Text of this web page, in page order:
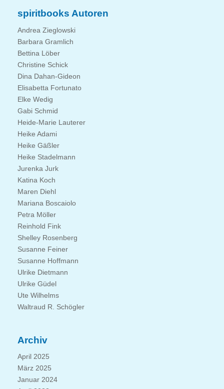
spiritbooks Autoren
Andrea Zieglowski
Barbara Gramlich
Bettina Löber
Christine Schick
Dina Dahan-Gideon
Elisabetta Fortunato
Elke Wedig
Gabi Schmid
Heide-Marie Lauterer
Heike Adami
Heike Gäßler
Heike Stadelmann
Jurenka Jurk
Katina Koch
Maren Diehl
Mariana Boscaiolo
Petra Möller
Reinhold Fink
Shelley Rosenberg
Susanne Feiner
Susanne Hoffmann
Ulrike Dietmann
Ulrike Güdel
Ute Wilhelms
Waltraud R. Schögler
Archiv
April 2025
März 2025
Januar 2024